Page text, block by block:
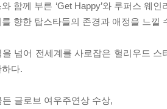
함께 부른 ‘Get Happy’와 루퍼스 웨
향한 탑스타들의 존경과 애정을 느낄
을 넘어 전세계를 사로잡은 헐리우드
다.
든 글로브 여우주연상 수상,